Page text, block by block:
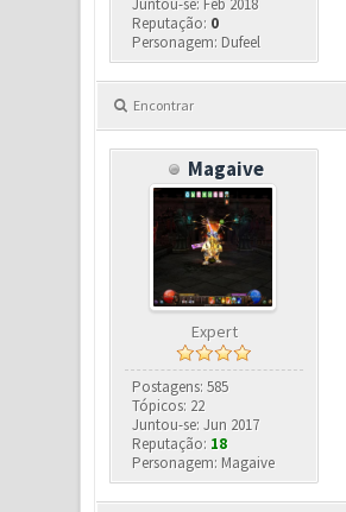
Juntou-se: Feb 2018
Reputação: 0
Personagem: Dufeel
Encontrar
Magaive
Expert
Postagens: 585
Tópicos: 22
Juntou-se: Jun 2017
Reputação: 18
Personagem: Magaive